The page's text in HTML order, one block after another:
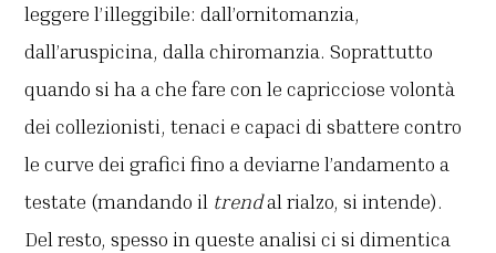
leggere l’illeggibile: dall’ornitomanzia,
dall’aruspicina, dalla chiromanzia. Soprattutto
quando si ha a che fare con le capricciose volontà
dei collezionisti, tenaci e capaci di sbattere contro
le curve dei grafici fino a deviarne l’andamento a
testate (mandando il trendal rialzo, si intende).
Del resto, spesso in queste analisi ci si dimentica